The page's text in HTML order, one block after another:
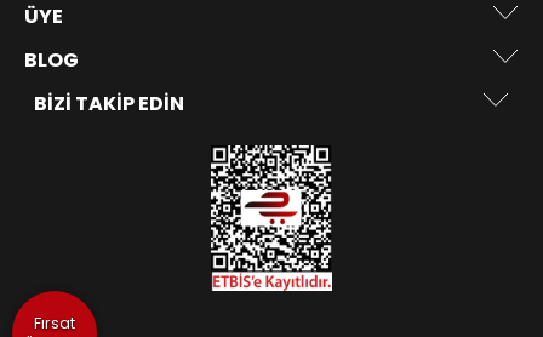
Fırsat
ÜYE
BLOG
BIZI TAKIP EDIN